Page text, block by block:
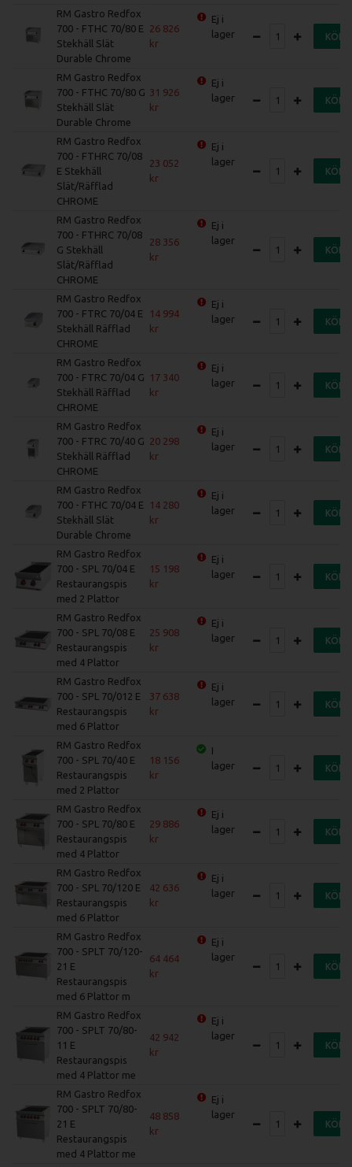
RM Gastro Redfox
700 - FTHC 70/80 E
Stekhäll Slät
Durable Chrome
26 826
Ej i
lager
KÖP
RM Gastro Redfox
700 - FTHC 70/80 G
Stekhäll Slät
Durable Chrome
31 926
Ej i
lager
KÖP
RM Gastro Redfox
700 - FTHRC 70/08
E Stekhäll
Slät/Räfflad
CHROME
23 052
Ej i
lager
KÖP
RM Gastro Redfox
700 - FTHRC 70/08
G Stekhäll
Slät/Räfflad
CHROME
28 356
Ej i
lager
KÖP
RM Gastro Redfox
700 - FTRC 70/04 E
Stekhäll Räfflad
CHROME
14 994
Ej i
lager
KÖP
RM Gastro Redfox
700 - FTRC 70/04 G
Stekhäll Räfflad
CHROME
17 340
Ej i
lager
KÖP
RM Gastro Redfox
700 - FTRC 70/40 G
Stekhäll Räfflad
CHROME
20 298
Ej i
lager
KÖP
RM Gastro Redfox
700 - FTHC 70/04 E
Stekhäll Slät
Durable Chrome
14 280
Ej i
lager
KÖP
RM Gastro Redfox
700 - SPL 70/04 E
Restaurangspis
med 2 Plattor
15 198
Ej i
lager
KÖP
RM Gastro Redfox
700 - SPL 70/08 E
Restaurangspis
med 4 Plattor
25 908
Ej i
lager
KÖP
RM Gastro Redfox
700 - SPL 70/012 E
Restaurangspis
med 6 Plattor
37 638
Ej i
lager
KÖP
RM Gastro Redfox
700 - SPL 70/40 E
Restaurangspis
med 2 Plattor
18 156
I
lager
KÖP
RM Gastro Redfox
700 - SPL 70/80 E
Restaurangspis
med 4 Plattor
29 886
Ej i
lager
KÖP
RM Gastro Redfox
700 - SPL 70/120 E
Restaurangspis
med 6 Plattor
42 636
Ej i
lager
KÖP
RM Gastro Redfox
700 - SPLT 70/120-
21 E
Restaurangspis
med 6 Plattor m
64 464
Ej i
lager
KÖP
RM Gastro Redfox
700 - SPLT 70/80-
11 E
Restaurangspis
med 4 Plattor me
42 942
Ej i
lager
KÖP
RM Gastro Redfox
700 - SPLT 70/80-
21 E
Restaurangspis
med 4 Plattor me
48 858
Ej i
lager
KÖP